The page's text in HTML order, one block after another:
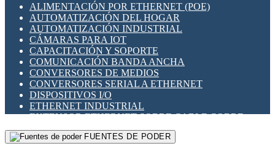
SENSORES INDUCTIVOS
TEMPORIZADORES
VARIACS
VARIADORES DE FRECUENCIA [VDF]
SECCIONADORES - INTERRUPTORES
MAQUINARIA
HERRAMIENTAS VARIAS
ILUMINACIÓN LED
INTERRUPTORES REED
INTERFACES DE RELÉ
OTROS RELÉS
PROTECCIÓN TÉRMICA
RELÉS AUTOMOTRICES
RELÉS DE SEÑAL
RELÉS DE ESTADO SÓLIDO SSR
RELÉS INDUSTRIALES
RELÉS MINIATURA DE POTENCIA
SENSORES MAGNÉTICOS
ALIMENTACIÓN POR ETHERNET (POE)
AUTOMATIZACIÓN DEL HOGAR
AUTOMATIZACIÓN INDUSTRIAL
CÁMARAS PARA IOT
CAPACITACIÓN Y SOPORTE
COMUNICACIÓN BANDA ANCHA
CONVERSORES DE MEDIOS
CONVERSORES SERIAL A ETHERNET
DISPOSITIVOS I/O
ETHERNET INDUSTRIAL
EXTENSOR ETHERNET SOBRE CABLE COBRE
GATEWAY LORAWAN
GESTIÓN DE REDESFUENTES DE PODER